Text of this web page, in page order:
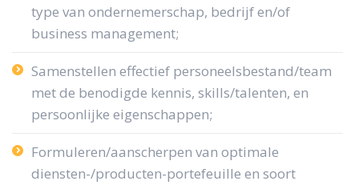
type van ondernemerschap, bedrijf en/of
business management;
Samenstellen effectief personeelsbestand/team
met de benodigde kennis, skills/talenten, en
persoonlijke eigenschappen;
Formuleren/aanscherpen van optimale
diensten-/producten-portefeuille en soort